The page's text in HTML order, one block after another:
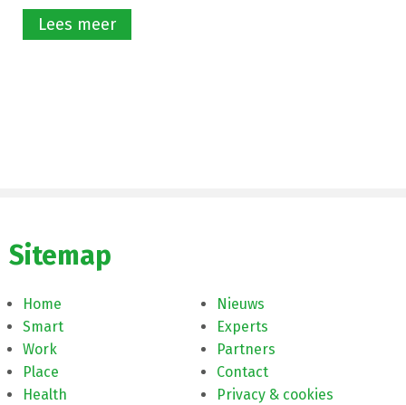
Lees meer
Sitemap
Home
Smart
Work
Place
Health
Nieuws
Experts
Partners
Contact
Privacy & cookies